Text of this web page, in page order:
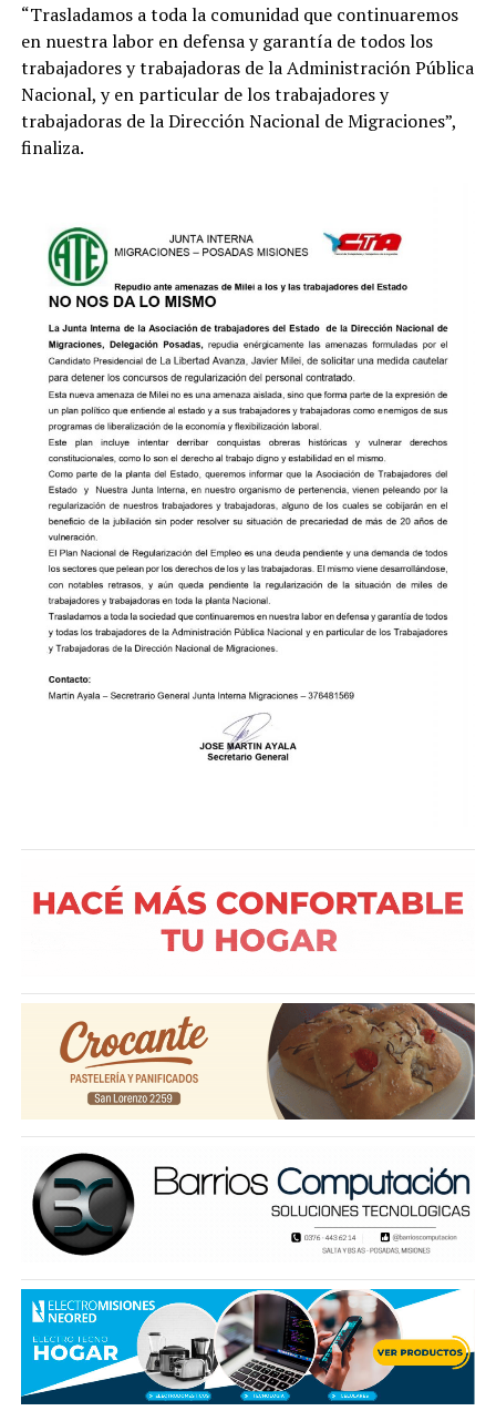
“Trasladamos a toda la comunidad que continuaremos
en nuestra labor en defensa y garantía de todos los
trabajadores y trabajadoras de la Administración Pública
Nacional, y en particular de los trabajadores y
trabajadoras de la Dirección Nacional de Migraciones”,
finaliza.